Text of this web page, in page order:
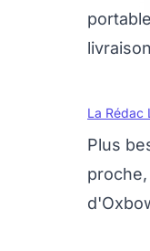
La Rédac
Plus